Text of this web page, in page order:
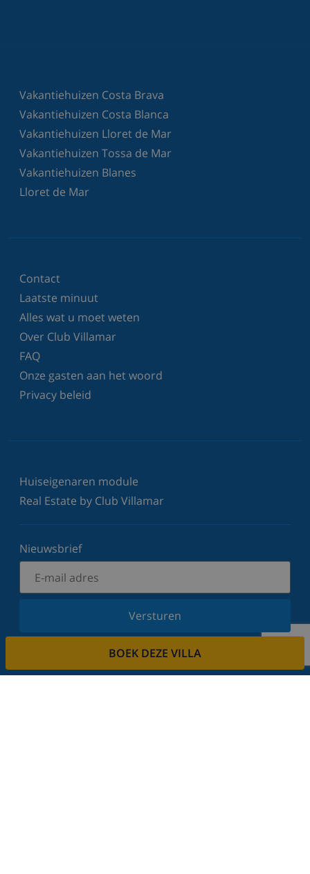
BOEK DEZE VILLA
Vakantiehuizen Costa Brava
Vakantiehuizen Costa Blanca
Vakantiehuizen Lloret de Mar
Vakantiehuizen Tossa de Mar
Vakantiehuizen Blanes
Lloret de Mar
Contact
Laatste minuut
Alles wat u moet weten
Over Club Villamar
FAQ
Onze gasten aan het woord
Privacy beleid
Huiseigenaren module
Real Estate by Club Villamar
Nieuwsbrief
Versturen
Schrijf u in voor onze nieuwsbrief en blijf op de
Wij respecteren uw privacy.